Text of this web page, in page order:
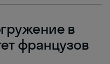
в
французов